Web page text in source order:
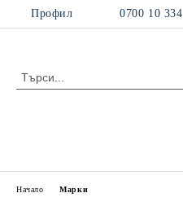
Профил 0700 10 334
Начало Марки